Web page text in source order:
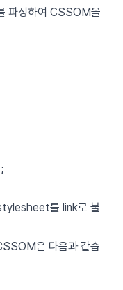
파싱하여 CSSOM을
;
를 link로 불
은 다음과 같습